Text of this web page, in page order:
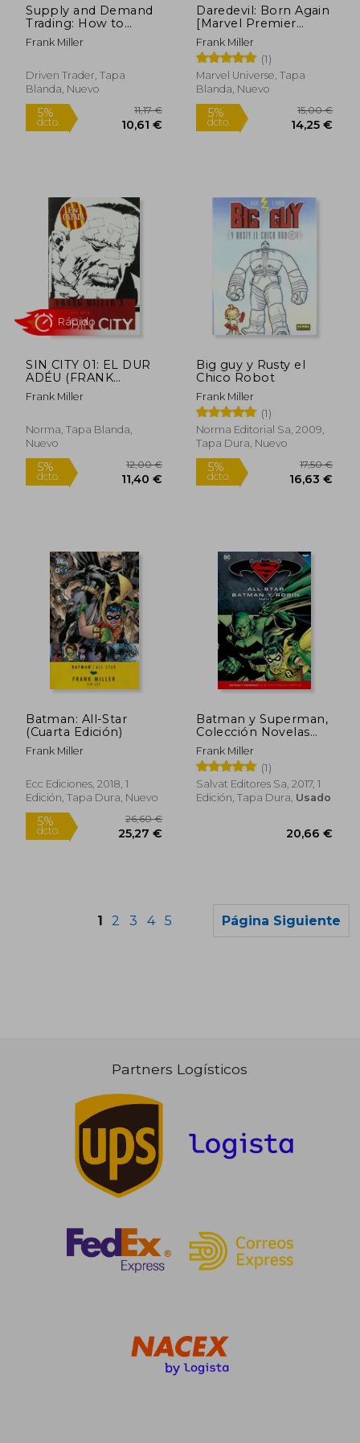
5%
dcto. 11,40 €
5%
dcto.
5% 75,00 € 5%
Supply and Demand
Trading: How to
Master the Trading
Zones (en Inglés)
Frank Miller
Driven Trader, Tapa
Blanda, Nuevo
10,61 €
Daredevil: Born Again
[Marvel Premier
Collection] (en Inglés)
Frank Miller
(1)
Marvel Universe, Tapa
Blanda, Nuevo
SIN CITY 01: EL DUR
ADÉU (FRANK
MILLER)
Frank Miller
Norma, Tapa Blanda,
Nuevo
Big guy y Rusty el
Chico Robot
Frank Miller
(1)
Norma Editorial Sa, 2009,
Tapa Dura, Nuevo
Batman: All-Star
(Cuarta Edición)
Frank Miller
Ecc Ediciones, 2018, 1
Edición, Tapa Dura, Nuevo
Batman y Superman,
Colección Novelas
Gráficas - all Star
Batman y Robin
(Parte 2)
Frank Miller
(1)
Salvat Editores Sa, 2017, 1
Edición, Tapa Dura, Usado
1 2 3 4 5 Página Siguiente
Partners Logísticos